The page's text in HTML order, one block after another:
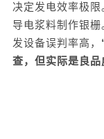
决定发电效率极
导电浆料制作银栅
发设备误判率高 ，
查，但实际是良